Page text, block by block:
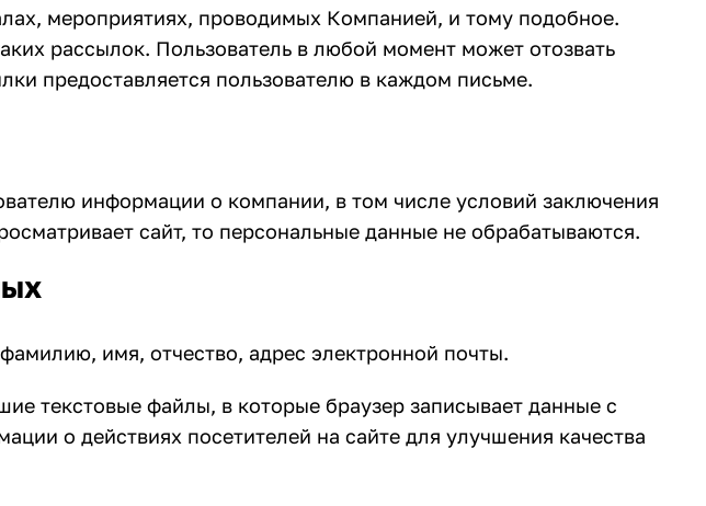
мероприятиях, проводимых Компанией, и тому подобное.
рассылок. Пользователь в любой момент может отозвать
предоставляется пользователю в каждом письме.
информации о компании, в том числе условий заключения
сайт, то персональные данные не обрабатываются.
имя, отчество, адрес электронной почты.
текстовые файлы, в которые браузер записывает данные с
о действиях посетителей на сайте для улучшения качества